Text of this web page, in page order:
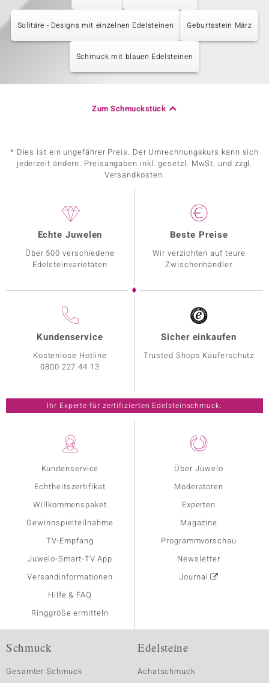
Solitäre - Designs mit einzelnen Edelsteinen Geburtsstein März
Schmuck mit blauen Edelsteinen
Zum Schmuckstück
* Dies ist ein ungefährer Preis. Der Umrechnungskurs kann sich
jederzeit ändern. Preisangaben inkl. gesetzl. MwSt. und zzgl.
Versandkosten.
Kundenservice
Echtheitszertifikat
Willkommenspaket
Gewinnspielteilnahme
TV-Empfang
Juwelo-Smart-TV App
Versandinformationen
Hilfe & FAQ
Ringgröße ermitteln
Über Juwelo
Moderatoren
Experten
Magazine
Programmvorschau
Newsletter
Journal
Echte Juwelen
Über 500 verschiedene
Edelsteinvarietäten
Beste Preise
Wir verzichten auf teure
Zwischenhändler
Kundenservice
Kostenlose Hotline
0800 227 44 13
Sicher einkaufen
Trusted Shops Käuferschutz
Ihr Experte für zertifizierten Edelsteinschmuck.
Schmuck
Gesamter Schmuck
Edelsteine
Achatschmuck